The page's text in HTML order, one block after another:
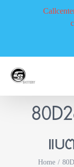
แบ
Home